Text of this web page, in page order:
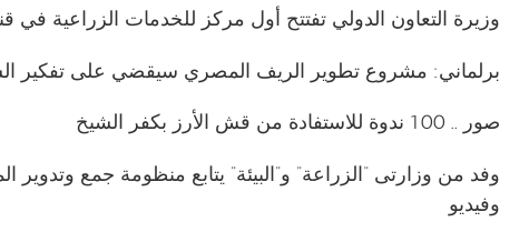
وزيرة التعاون الدولي تفتتح أول مركز للخدمات الزراعية في
برلماني: مشروع تطوير الريف المصري سيقضي على تفكير
صور .. 100 ندوة للاستفادة من قش الأرز بكفر الشيخ
وفد من وزارتى “الزراعة” و”البيئة” يتابع منظومة جمع وتدوير
وفيديو